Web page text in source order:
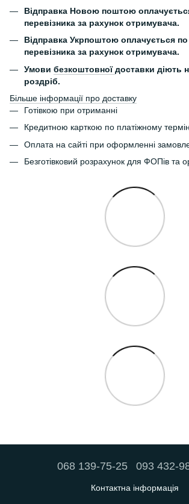
Відправка Новою поштою
перевізника за рахунок отримувача.
Відправка Укрпоштою оплачується
перевізника за рахунок отримувача.
Умови безкоштовноїдоставки діють
роздріб.
Більше інформації про доставку
Готівкою при отриманні
Кредитною карткою по платіжному
Оплата на сайті при оформленні
Безготівковий розрахунок для ФОПів та
068 139-75-25 093 432-
Контактна інформація